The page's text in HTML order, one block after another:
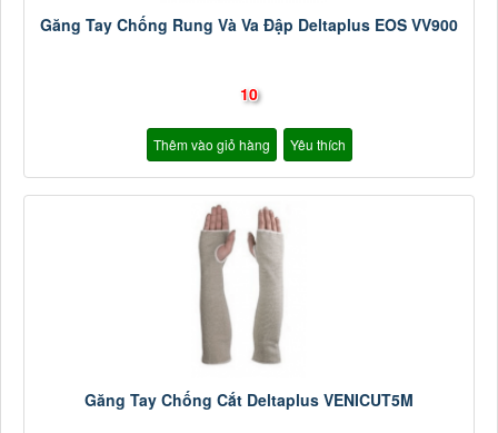
Găng Tay Chống Rung Và Va Đập Deltaplus EOS VV900
10
Thêm vào giỏ hàng Yêu thích
Găng Tay Chống Cắt Deltaplus VENICUT5M